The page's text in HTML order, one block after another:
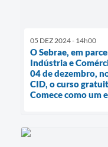
05 DEZ 2024 - 14h00
O Sebrae, em
Indústria e
04 de dezembro,
CID, o curso
Comece como um